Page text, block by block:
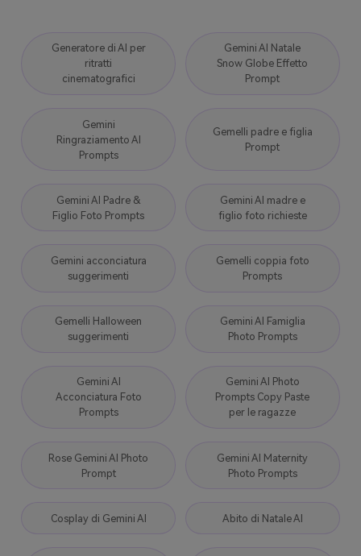
Generatore di AI per
ritratti
cinematografici
Gemini AI Natale
Snow Globe Effetto
Prompt
Gemini
Ringraziamento AI
Prompts
Gemelli padre e figlia
Prompt
Gemini AI Padre &
Figlio Foto Prompts
Gemini AI madre e
figlio foto richieste
Gemini acconciatura
suggerimenti
Gemelli coppia foto
Prompts
Gemelli Halloween
suggerimenti
Gemini AI Famiglia
Photo Prompts
Gemini AI
Acconciatura Foto
Prompts
Gemini AI Photo
Prompts Copy Paste
per le ragazze
Rose Gemini AI Photo
Prompt
Gemini AI Maternity
Photo Prompts
Cosplay di Gemini AI Abito di Natale AI